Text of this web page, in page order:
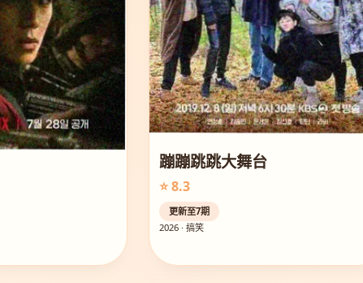
蹦蹦跳跳大舞台
⭐ 8.3
更新至7期
2026 · 搞笑